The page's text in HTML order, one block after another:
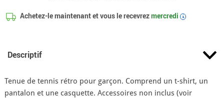
Achetez-le maintenant et vous le recevrezmercredi i
Descriptif
Tenue de tennis rétro pour garçon. Comprend un t-shirt, un
pantalon et une casquette. Accessoires non inclus (voir